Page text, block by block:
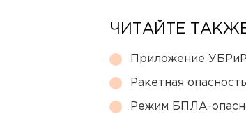
ЧИТАЙТЕ
Приложение
Ракетная
Режим БПЛА-